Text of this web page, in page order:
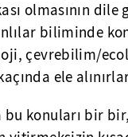
olmasının
biliminde
çevrebilim/
ele
konuları bir